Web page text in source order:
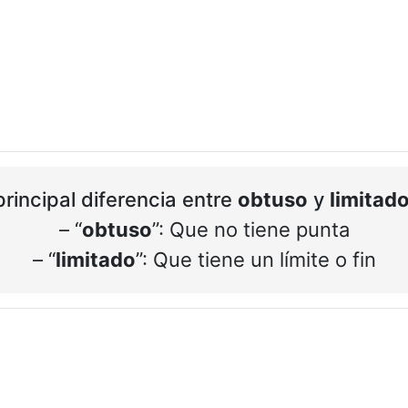
diferencia entre obtuso y limitado
– “obtuso”: Que no tiene punta
– “limitado”: Que tiene un límite o fin